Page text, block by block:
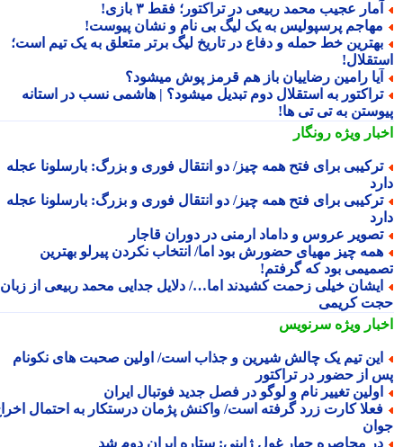
عجیب محمد ربیعی در تراکتور؛ فقط ۳ بازی!
پرسپولیس به یک لیگ بی نام و نشان پیوست!
خط حمله و دفاع در تاریخ لیگ برتر متعلق به یک تیم است؛
رامین رضاییان باز هم قرمز پوش میشود؟
به استقلال دوم تبدیل میشود؟ | هاشمی نسب در استانه
به تی تی ها!
ویژهرونگار
برای فتح همه چیز/ دو انتقال فوری و بزرگ: بارسلونا عجله
برای فتح همه چیز/ دو انتقال فوری و بزرگ: بارسلونا عجله
عروس و داماد ارمنی در دوران قاجار
چیز مهیای حضورش بود اما/ انتخاب نکردن پیرلو بهترین
بود که گرفتم!
خیلی زحمت کشیدند اما…/ دلایل جدایی محمد ربیعی از زبان
کریمی
ویژهسرنویس
تیم یک چالش شیرین و جذاب است/ اولین صحبت های نکونام
از حضور در تراکتور
تغییر نام و لوگو در فصل جدید فوتبال ایران
کارت زرد گرفته است/ واکنش پژمان درستکار به احتمال اخراج
محاصره چهار غول ژاپنی: ستاره ایران دوم شد